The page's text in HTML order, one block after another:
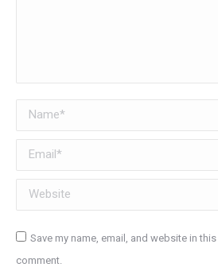
Name *
Email *
Website
Save my name, email, and website in
comment.